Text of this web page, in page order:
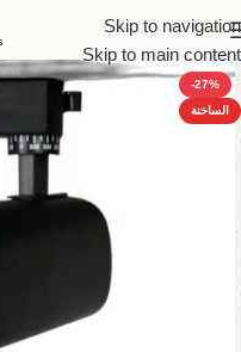
Skip to navigation
Skip to main content
-27%
الساخنة